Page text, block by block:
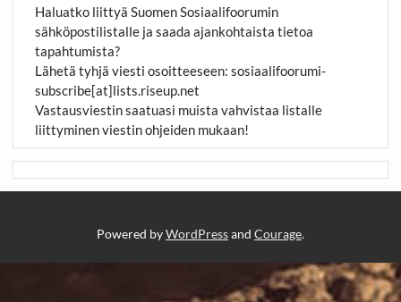
Haluatko liittyä Suomen Sosiaalifoorumin
sähköpostilistalle ja saada ajankohtaista tietoa
tapahtumista?
Lähetä tyhjä viesti osoitteeseen: sosiaalifoorumi-
subscribe[at]lists.riseup.net
Vastausviestin saatuasi muista vahvistaa listalle
liittyminen viestin ohjeiden mukaan!
Powered byWordPressand Courage.